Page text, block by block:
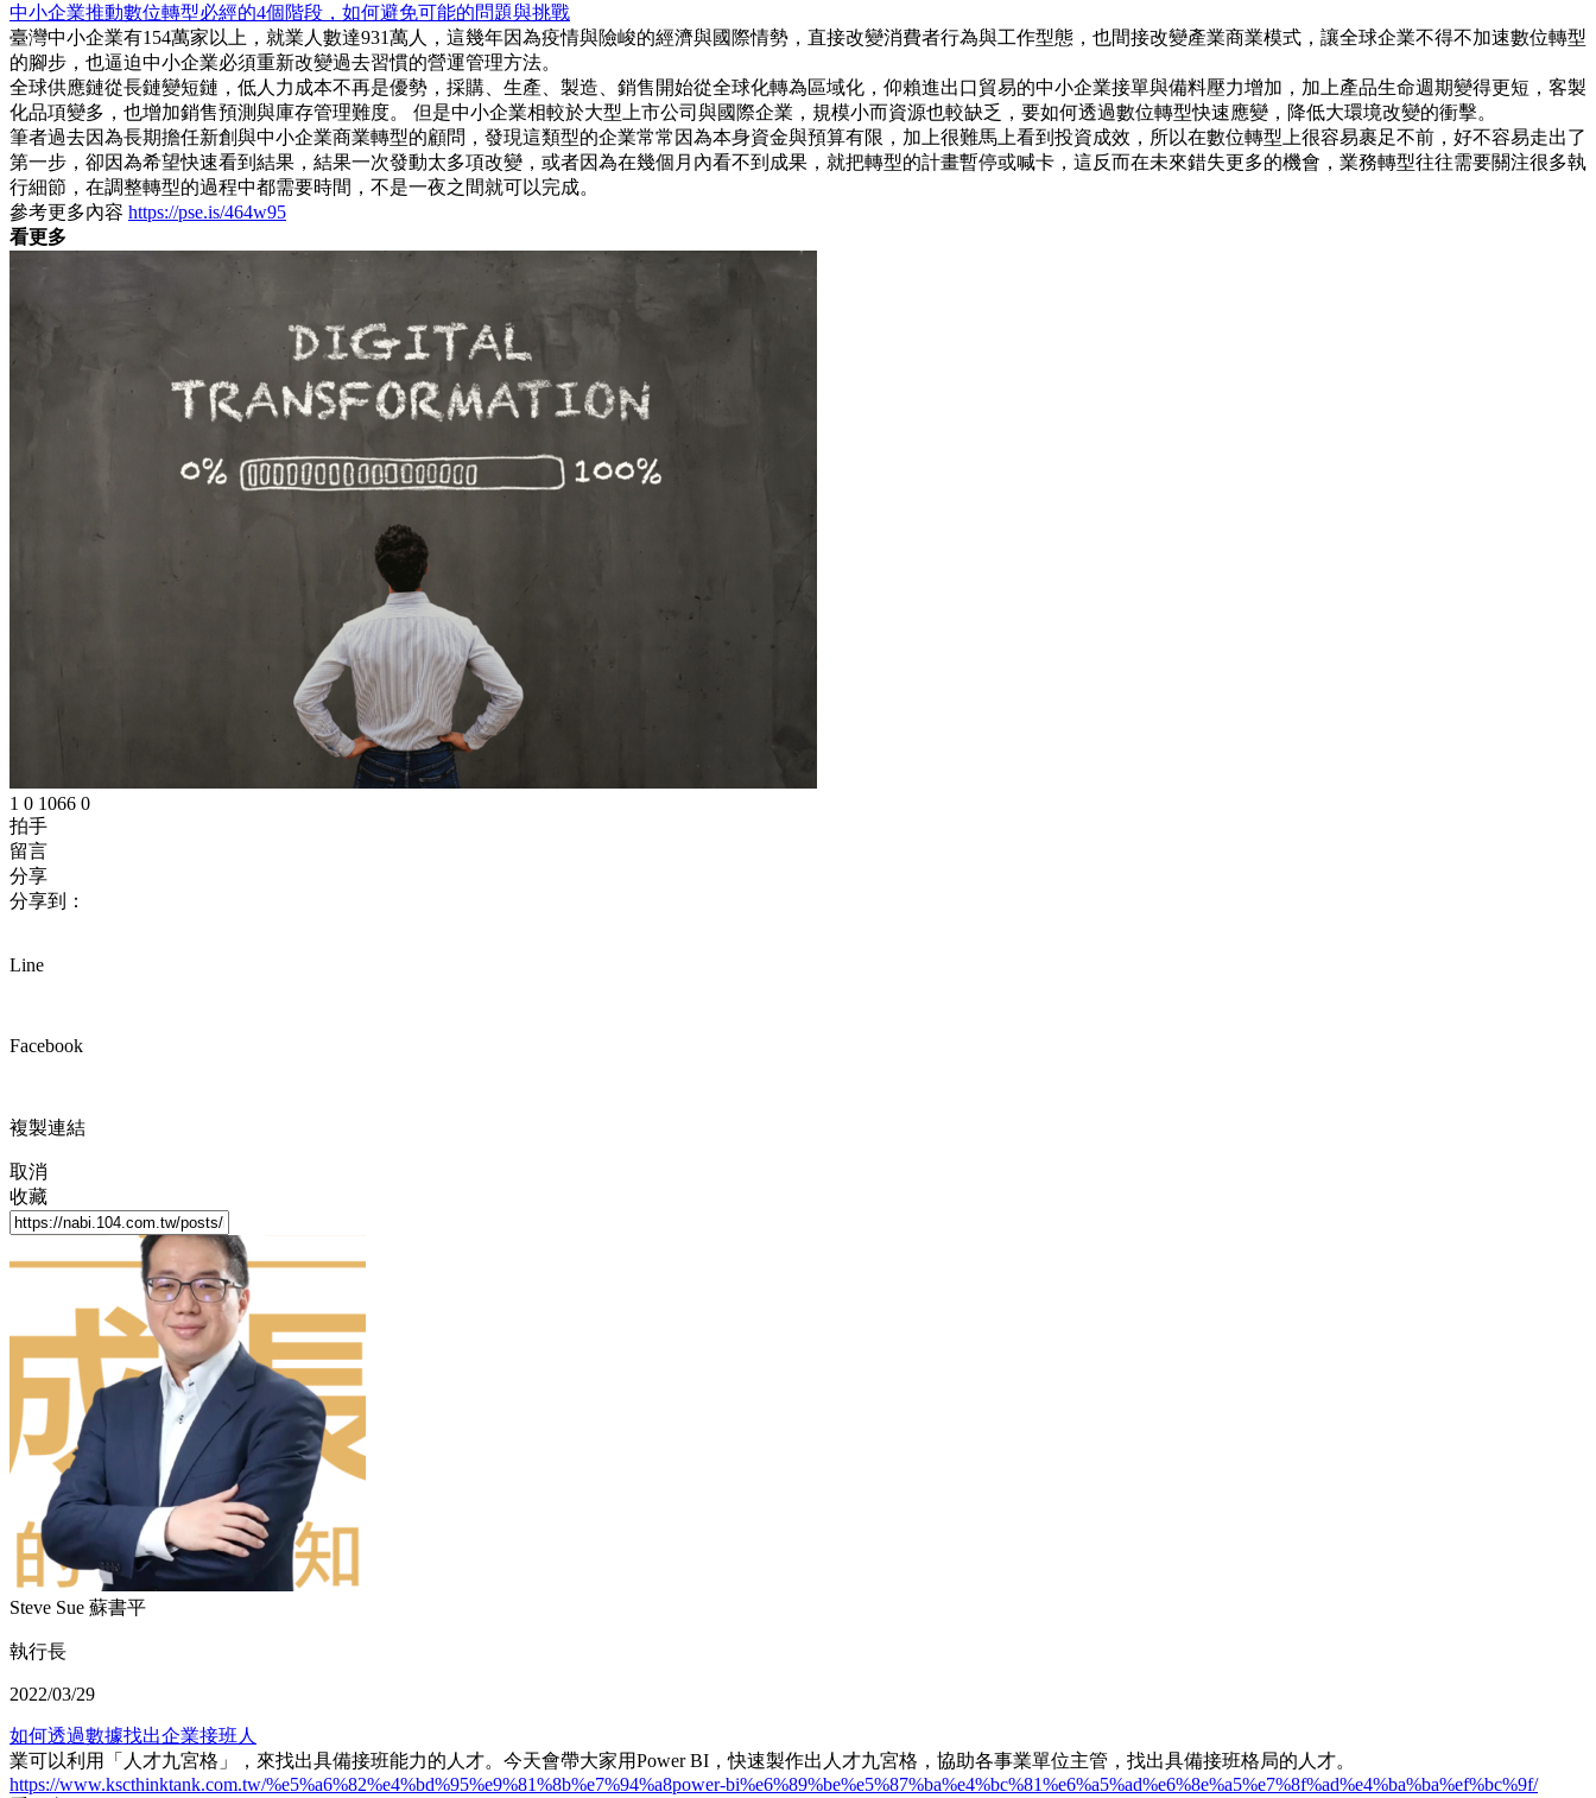
中小企業推動數位轉型必經的4個階段，如何避免可能的問題與挑戰
臺灣中小企業有154萬家以上，就業人數達931萬人，這幾年因為疫情與險峻的經濟與國際情勢，直接改變消費者行為與工作型態，也間接改變產業商業模式，讓全球企業不得不加速數位轉型
的腳步，也逼迫中小企業必須重新改變過去習慣的營運管理方法。
全球供應鏈從長鏈變短鏈，低人力成本不再是優勢，採購、生產、製造、銷售開始從全球化轉為區域化，仰賴進出口貿易的中小企業接單與備料壓力增加，加上產品生命週期變得更短，客製
化品項變多，也增加銷售預測與庫存管理難度。 但是中小企業相較於大型上市公司與國際企業，規模小而資源也較缺乏，要如何透過數位轉型快速應變，降低大環境改變的衝擊。
筆者過去因為長期擔任新創與中小企業商業轉型的顧問，發現這類型的企業常常因為本身資金與預算有限，加上很難馬上看到投資成效，所以在數位轉型上很容易裹足不前，好不容易走出了
第一步，卻因為希望快速看到結果，結果一次發動太多項改變，或者因為在幾個月內看不到成果，就把轉型的計畫暫停或喊卡，這反而在未來錯失更多的機會，業務轉型往往需要關注很多執
行細節，在調整轉型的過程中都需要時間，不是一夜之間就可以完成。
參考更多內容 https://pse.is/464w95
看更多
1 0 1066 0
拍手
留言
分享
分享到：
Line
Facebook
複製連結
取消
收藏
Steve Sue 蘇書平
執行長
2022/03/29
如何透過數據找出企業接班人
業可以利用「人才九宮格」，來找出具備接班能力的人才。今天會帶大家用Power BI，快速製作出人才九宮格，協助各事業單位主管，找出具備接班格局的人才。
https://www.kscthinktank.com.tw/%e5%a6%82%e4%bd%95%e9%81%8b%e7%94%a8power-bi%e6%89%be%e5%87%ba%e4%bc%81%e6%a5%ad%e6%8e%a5%e7%8f%ad%e4%ba%ba%ef%bc%9f/